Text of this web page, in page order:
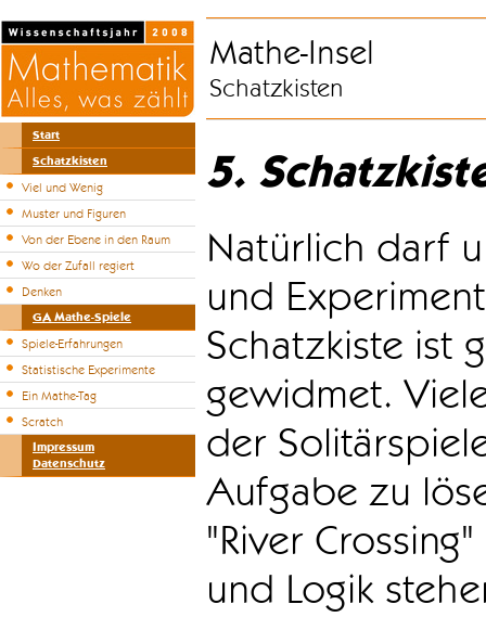
Start
Schatzkisten
Viel und Wenig
Muster und Figuren
Von der Ebene in den Raum
Wo der Zufall regiert
Denken
GA Mathe-Spiele
Spiele-Erfahrungen
Statistische Experimente
Ein Mathe-Tag
Scratch
Impressum
Datenschutz
Mathe-Insel
Schatzkisten
5.
Natürlich darf
und
Schatzkiste ist
gewidmet.
der
Aufgabe zu
"River
und Logik